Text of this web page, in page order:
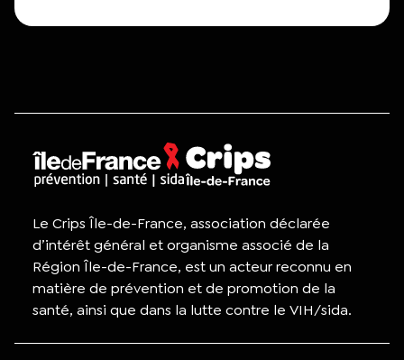
Le Crips Île-de-France, association déclarée
d’intérêt général et organisme associé de la
Région Île-de-France, est un acteur reconnu en
matière de prévention et de promotion de la
santé, ainsi que dans la lutte contre le VIH/sida.